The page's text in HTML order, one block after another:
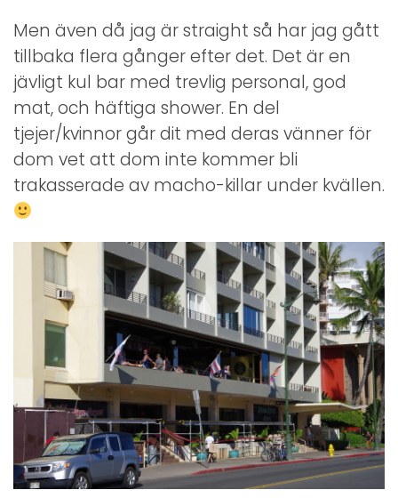
Men även då jag är straight så har jag gått
tillbaka flera gånger efter det. Det är en
jävligt kul bar med trevlig personal, god
mat, och häftiga shower. En del
tjejer/kvinnor går dit med deras vänner för
dom vet att dom inte kommer bli
trakasserade av macho-killar under kvällen.